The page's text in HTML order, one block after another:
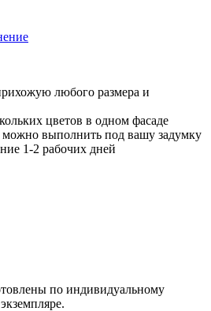
любого размера и
цветов в одном фасаде
можно выполнить под вашу задумку
1-2 рабочих дней
по индивидуальному